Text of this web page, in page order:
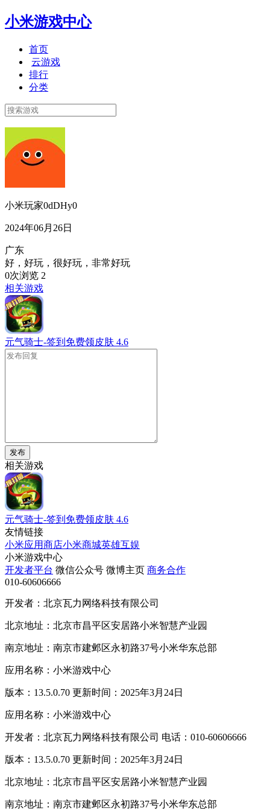
小米游戏中心
首页
云游戏
排行
分类
小米玩家0dDHy0
2024年06月26日
广东
好，好玩，很好玩，非常好玩
0次浏览 2
相关游戏
元气骑士-签到免费领皮肤 4.6
发布
相关游戏
元气骑士-签到免费领皮肤 4.6
友情链接
小米应用商店小米商城英雄互娱
小米游戏中心
开发者平台 微信公众号 微博主页 商务合作
010-60606666
开发者：北京瓦力网络科技有限公司
北京地址：北京市昌平区安居路小米智慧产业园
南京地址：南京市建邺区永初路37号小米华东总部
应用名称：小米游戏中心
版本：13.5.0.70 更新时间：2025年3月24日
应用名称：小米游戏中心
开发者：北京瓦力网络科技有限公司 电话：010-60606666
版本：13.5.0.70 更新时间：2025年3月24日
北京地址：北京市昌平区安居路小米智慧产业园
南京地址：南京市建邺区永初路37号小米华东总部